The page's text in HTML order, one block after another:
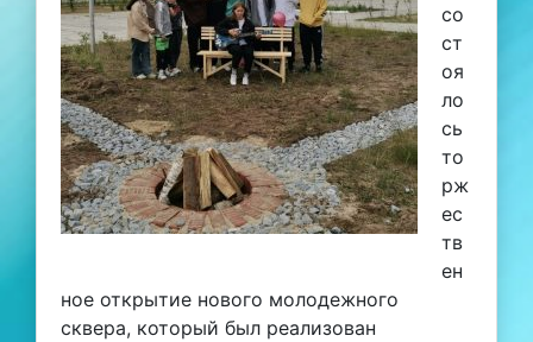
со
ст
оя
ло
сь
то
рж
ес
тв
ен
ное открытие нового молодежного
сквера, который был реализован